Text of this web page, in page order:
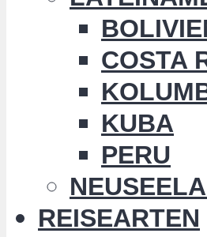
COSTA
KUBA
PERU
REISEARTEN